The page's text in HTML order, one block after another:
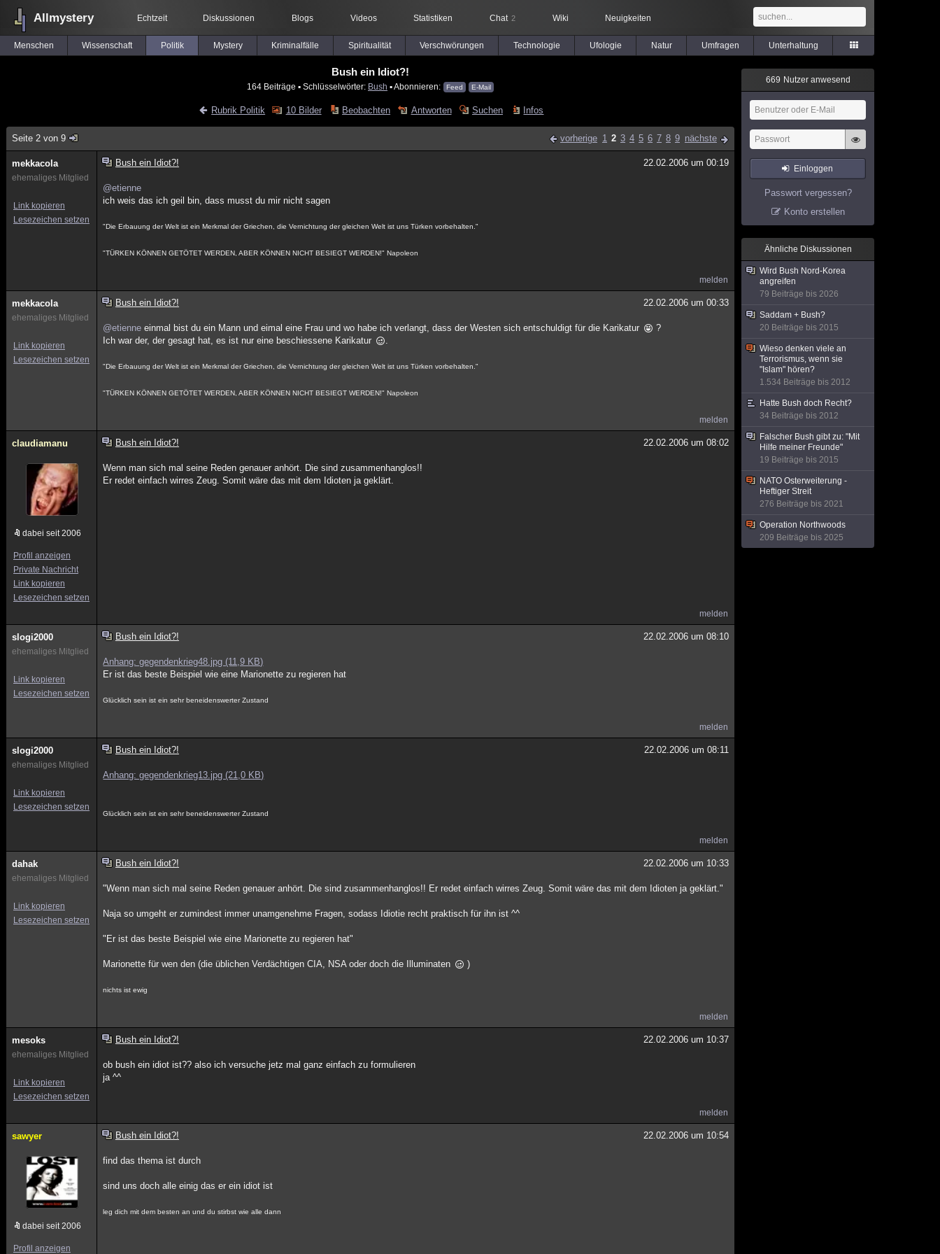
Allmystery Echtzeit Diskussionen Blogs Videos Statistiken Chat 2 Wiki Neuigkeiten
Menschen Wissenschaft Politik Mystery Kriminalfälle Spiritualität Verschwörungen Technologie Ufologie Natur Umfragen Unterhaltung
Bush ein Idiot?!
164 Beiträge ▪ Schlüsselwörter: Bush ▪ Abonnieren: Feed E-Mail
Rubrik Politik 10 Bilder Beobachten Antworten Suchen Infos
Seite 2 von 9 vorherige 1 2 3 4 5 6 7 8 9 nächste
mekkacola
ehemaliges Mitglied
Link kopieren
Lesezeichen setzen
Bush ein Idiot?! 22.02.2006 um 00:19
@etienne
ich weis das ich geil bin, dass musst du mir nicht sagen
"Die Erbauung der Welt ist ein Merkmal der Griechen, die Vernichtung der gleichen Welt ist uns Türken vorbehalten."
"TÜRKEN KÖNNEN GETÖTET WERDEN, ABER KÖNNEN NICHT BESIEGT WERDEN!" Napoleon
melden
mekkacola
ehemaliges Mitglied
Link kopieren
Lesezeichen setzen
Bush ein Idiot?! 22.02.2006 um 00:33
@etienne einmal bist du ein Mann und eimal eine Frau und wo habe ich verlangt, dass der Westen sich entschuldigt für die Karikatur
?
Ich war der, der gesagt hat, es ist nur eine beschiessene Karikatur
.
"Die Erbauung der Welt ist ein Merkmal der Griechen, die Vernichtung der gleichen Welt ist uns Türken vorbehalten."
"TÜRKEN KÖNNEN GETÖTET WERDEN, ABER KÖNNEN NICHT BESIEGT WERDEN!" Napoleon
melden
claudiamanu
dabei seit 2006
Profil anzeigen
Private Nachricht
Link kopieren
Lesezeichen setzen
Bush ein Idiot?! 22.02.2006 um 08:02
Wenn man sich mal seine Reden genauer anhört. Die sind zusammenhanglos!!
Er redet einfach wirres Zeug. Somit wäre das mit dem Idioten ja geklärt.
melden
slogi2000
ehemaliges Mitglied
Link kopieren
Lesezeichen setzen
Bush ein Idiot?! 22.02.2006 um 08:10
Anhang: gegendenkrieg48.jpg (11,9 KB)
Er ist das beste Beispiel wie eine Marionette zu regieren hat
Glücklich sein ist ein sehr beneidenswerter Zustand
melden
slogi2000
ehemaliges Mitglied
Link kopieren
Lesezeichen setzen
Bush ein Idiot?! 22.02.2006 um 08:11
Anhang: gegendenkrieg13.jpg (21,0 KB)
Glücklich sein ist ein sehr beneidenswerter Zustand
melden
dahak
ehemaliges Mitglied
Link kopieren
Lesezeichen setzen
Bush ein Idiot?! 22.02.2006 um 10:33
"Wenn man sich mal seine Reden genauer anhört. Die sind zusammenhanglos!! Er redet einfach wirres Zeug. Somit wäre das mit dem Idioten ja geklärt."
Naja so umgeht er zumindest immer unamgenehme Fragen, sodass Idiotie recht praktisch für ihn ist ^^
"Er ist das beste Beispiel wie eine Marionette zu regieren hat"
Marionette für wen den (die üblichen Verdächtigen CIA, NSA oder doch die Illuminaten )
nichts ist ewig
melden
mesoks
ehemaliges Mitglied
Link kopieren
Lesezeichen setzen
Bush ein Idiot?! 22.02.2006 um 10:37
ob bush ein idiot ist?? also ich versuche jetz mal ganz einfach zu formulieren
ja ^^
melden
sawyer
dabei seit 2006
Profil anzeigen
Bush ein Idiot?! 22.02.2006 um 10:54
find das thema ist durch
sind uns doch alle einig das er ein idiot ist
leg dich mit dem besten an und du stirbst wie alle dann
669 Nutzer anwesend
Einloggen
Passwort vergessen?
Konto erstellen
Ähnliche Diskussionen
Wird Bush Nord-Korea
angreifen
79 Beiträge bis 2026
Saddam + Bush?
20 Beiträge bis 2015
Wieso denken viele an
Terrorismus, wenn sie
"Islam" hören?
1.534 Beiträge bis 2012
Hatte Bush doch Recht?
34 Beiträge bis 2012
Falscher Bush gibt zu: "Mit
Hilfe meiner Freunde"
19 Beiträge bis 2015
NATO Osterweiterung -
Heftiger Streit
276 Beiträge bis 2021
Operation Northwoods
209 Beiträge bis 2025